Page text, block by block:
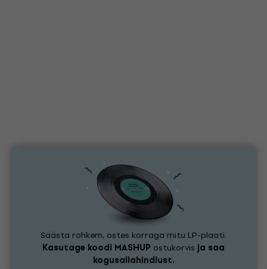
Säästa rohkem, ostes korraga mitu LP-plaati.
Kasutage koodi MASHUP ostukorvis ja saa
kogusallahindlust.